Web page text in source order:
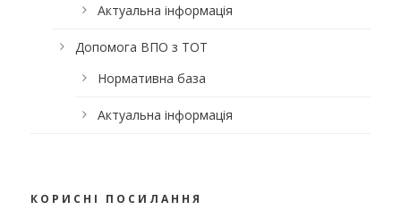
Актуальна інформація
Допомога ВПО з ТОТ
Нормативна база
Актуальна інформація
КОРИСНІ ПОСИЛАННЯ